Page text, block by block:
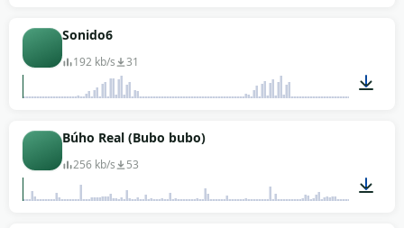
Sonido6
192 kb/s 31
Búho Real (Bubo bubo)
256 kb/s 53